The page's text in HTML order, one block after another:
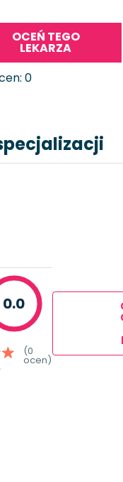
OCEŃ TEGO
LEKARZA
0
0.0
(0
ocen)